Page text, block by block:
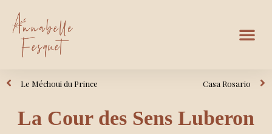
Le Méchoui du Prince Casa Rosario
La Cour des Sens Luberon